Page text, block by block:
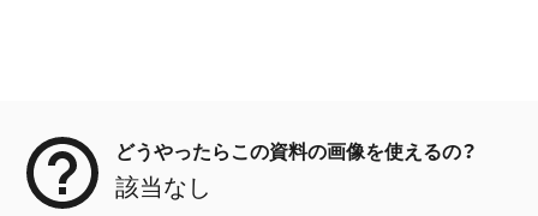
どうやったらこの資料の画像を使えるの？
該当なし